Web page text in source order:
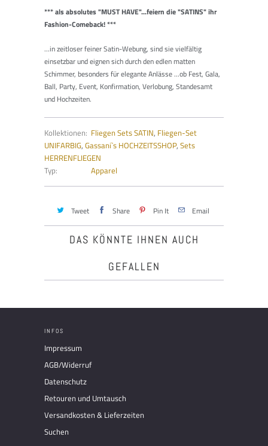
*** als absolutes "MUST HAVE"...feiern die "SATINS" ihr
Fashion-Comeback! ***
...in zeitloser feiner Satin-Webung, sind sie vielfältig
einsetzbar und eignen sich durch den edlen matten
Schimmer, besonders für elegante Anlässe ...ob Fest, Gala,
Ball, Party, Event, Konfirmation, Verlobung, Standesamt
und Hochzeiten.
Kollektionen: Fliegen Sets SATIN, Fliegen-Set
UNIFARBIG, Gassani`s HOCHZEITSSHOP, Sets
HERRENFLIEGEN
Typ:
Apparel
Tweet Share Pin It Email
DAS KÖNNTE IHNEN AUCH
GEFALLEN
INFOS
Impressum
AGB/Widerruf
Datenschutz
Retouren und Umtausch
Versandkosten & Lieferzeiten
Suchen